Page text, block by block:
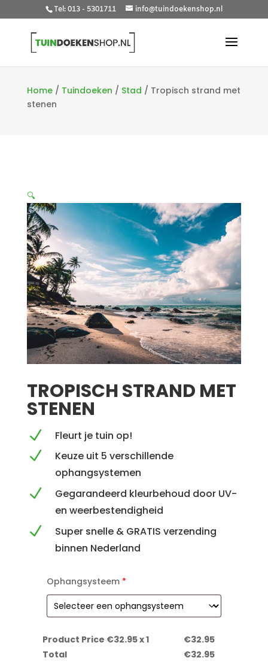
Tel: 013 - 5301711 info@tuindoekenshop.nl
Home/ Tuindoeken / Stad / Tropisch strand met
stenen
🔍
TROPISCH STRAND MET
STENEN
N Fleurt je tuin op!
N
Keuze uit 5 verschillende
ophangsystemen
N
Gegarandeerd kleurbehoud door UV-
en weerbestendigheid
N
Super snelle & GRATIS verzending
binnen Nederland
Ophangsysteem*
Product Price €32.95x 1 €32.95
Total
€32.95